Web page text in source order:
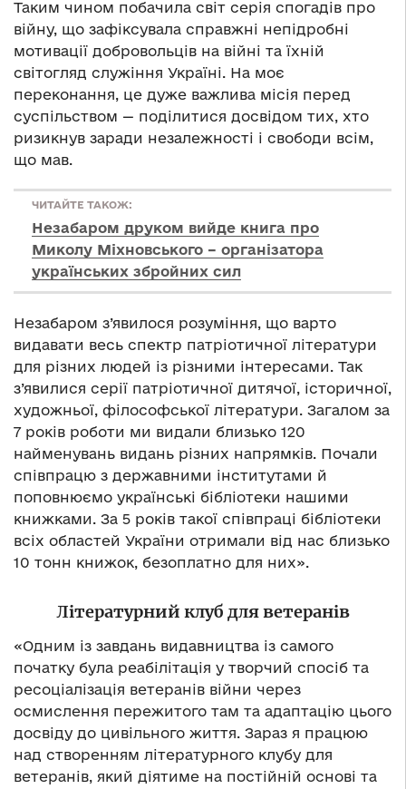
Таким чином побачила світ серія спогадів про
війну, що зафіксувала справжні непідробні
мотивації добровольців на війні та їхній
світогляд служіння Україні. На моє
переконання, це дуже важлива місія перед
суспільством — поділитися досвідом тих, хто
ризикнув заради незалежності і свободи всім,
що мав.
ЧИТАЙТЕ ТАКОЖ:
Незабаром друком вийде книга про
Миколу Міхновського – організатора
українських збройних сил
Незабаром з’явилося розуміння, що варто
видавати весь спектр патріотичної літератури
для різних людей із різними інтересами. Так
з’явилися серії патріотичної дитячої, історичної,
художньої, філософської літератури. Загалом за
7 років роботи ми видали близько 120
найменувань видань різних напрямків. Почали
співпрацю з державними інститутами й
поповнюємо українські бібліотеки нашими
книжками. За 5 років такої співпраці бібліотеки
всіх областей України отримали від нас близько
10 тонн книжок, безоплатно для них».
Літературний клуб для ветеранів
«Одним із завдань видавництва із самого
початку була реабілітація у творчий спосіб та
ресоціалізація ветеранів війни через
осмислення пережитого там та адаптацію цього
досвіду до цивільного життя. Зараз я працюю
над створенням літературного клубу для
ветеранів, який діятиме на постійній основі та